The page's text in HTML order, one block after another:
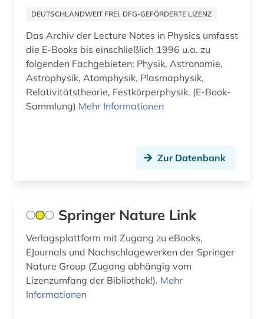
drama (1)
druckgraphik (1)
e-book (20)
ebook (7)
ecocriticism (1)
economics (1)
economy (2)
DEUTSCHLANDWEIT FREI, DFG-GEFÖRDERTE LIZENZ
Das Archiv der Lecture Notes in Physics umfasst
die E-Books bis einschließlich 1996 u.a. zu
folgenden Fachgebieten: Physik, Astronomie,
Astrophysik, Atomphysik, Plasmaphysik,
Relativitätstheorie, Festkörperphysik. (E-Book-
Sammlung) Mehr Informationen
Zur Datenbank
Springer Nature Link
Verlagsplattform mit Zugang zu eBooks,
EJournals und Nachschlagewerken der Springer
Nature Group (Zugang abhängig vom
Lizenzumfang der Bibliothek!). Mehr
Informationen